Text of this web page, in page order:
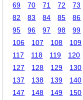
69
70 71 72 73
82
83 84 85 86
95
96 97 98 99
106
107 108 109
117
118 119 120
127
128 129 130
137
138 139 140
147
148 149 150